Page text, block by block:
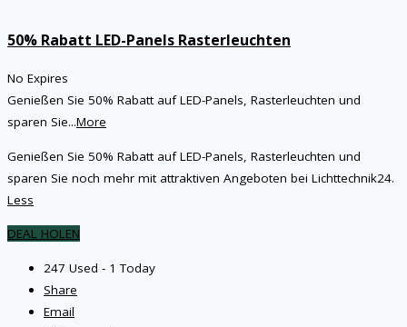
50% Rabatt LED-Panels Rasterleuchten
No Expires
Genießen Sie 50% Rabatt auf LED-Panels, Rasterleuchten und
sparen Sie...More
Genießen Sie 50% Rabatt auf LED-Panels, Rasterleuchten und
sparen Sie noch mehr mit attraktiven Angeboten bei Lichttechnik24.
Less
DEAL HOLEN
247 Used - 1 Today
Share
Email